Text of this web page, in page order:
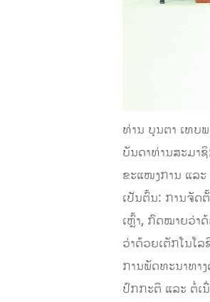
ທ່ານ ບຸນຕາ ເທບ
ບັນດາທ່ານສະມາ
ຂະແໜງການ ແລະ
ເປັນຕົ້ນ: ການຈັດ
ເຫຼົ້າ, ກົດໝາຍວ່າ
ວ່າດ້ວຍເຕັກໂນໂ
ການພັດທະນາທາ
ປົກກະຕິ ແລະ ຕໍ່ເ